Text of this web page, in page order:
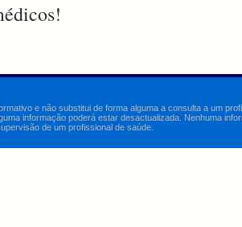
e não substitui de forma alguma a consulta a um
informação poderá estar desactualizada. Nenhuma
de um profissional de saúde.